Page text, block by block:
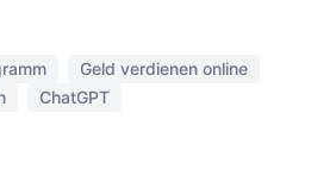
Geld verdienen online
ChatGPT